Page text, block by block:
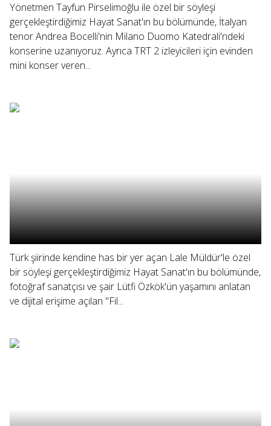
Yönetmen Tayfun Pirselimoğlu ile özel bir söyleşi
gerçekleştirdiğimiz Hayat Sanat'ın bu bölümünde, İtalyan
tenor Andrea Bocelli'nin Milano Duomo Katedrali'ndeki
konserine uzanıyoruz. Ayrıca TRT 2 izleyicileri için evinden
mini konser veren...
Türk şiirinde kendine has bir yer açan Lale Müldür'le özel
bir söyleşi gerçekleştirdiğimiz Hayat Sanat'ın bu bölümünde,
fotoğraf sanatçısı ve şair Lütfi Özkök'ün yaşamını anlatan
ve dijital erişime açılan "Fil...